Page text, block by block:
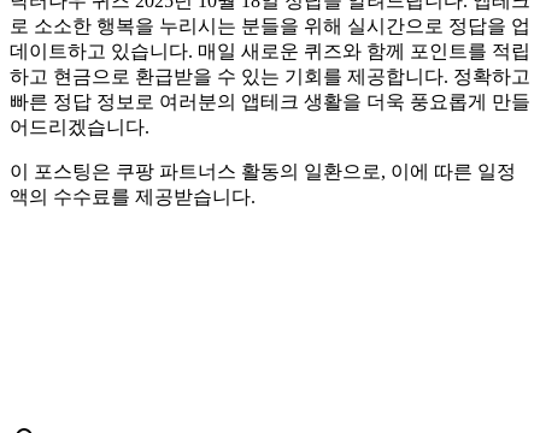
로 소소한 행복을 누리시는 분들을 위해 실시간으로 정답을 업
데이트하고 있습니다. 매일 새로운 퀴즈와 함께 포인트를 적립
하고 현금으로 환급받을 수 있는 기회를 제공합니다. 정확하고
빠른 정답 정보로 여러분의 앱테크 생활을 더욱 풍요롭게 만들
어드리겠습니다.
이 포스팅은 쿠팡 파트너스 활동의 일환으로, 이에 따른 일정
액의 수수료를 제공받습니다.